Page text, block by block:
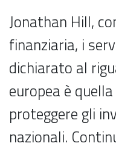
Jonathan Hill,
finanziaria, i
dichiarato al
europea è
proteggere gli
nazionali.